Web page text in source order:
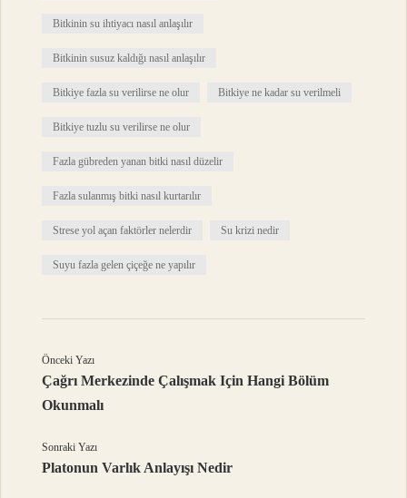
Bitkinin su ihtiyacı nasıl anlaşılır
Bitkinin susuz kaldığı nasıl anlaşılır
Bitkiye fazla su verilirse ne olur Bitkiye ne kadar su verilmeli
Bitkiye tuzlu su verilirse ne olur
Fazla gübreden yanan bitki nasıl düzelir
Fazla sulanmış bitki nasıl kurtarılır
Strese yol açan faktörler nelerdir Su krizi nedir
Suyu fazla gelen çiçeğe ne yapılır
Önceki Yazı
Çağrı Merkezinde Çalışmak Için Hangi Bölüm
Okunmalı
Sonraki Yazı
Platonun Varlık Anlayışı Nedir